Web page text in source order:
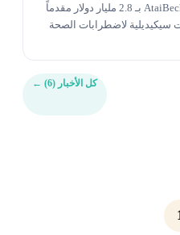
توافقت الشركة على استحواذ AtaiBeckley بـ 2.8 مليار دولار مقدماً
سيكيديلية لاضطرابات الصحة
كل الأخبار (6) ←